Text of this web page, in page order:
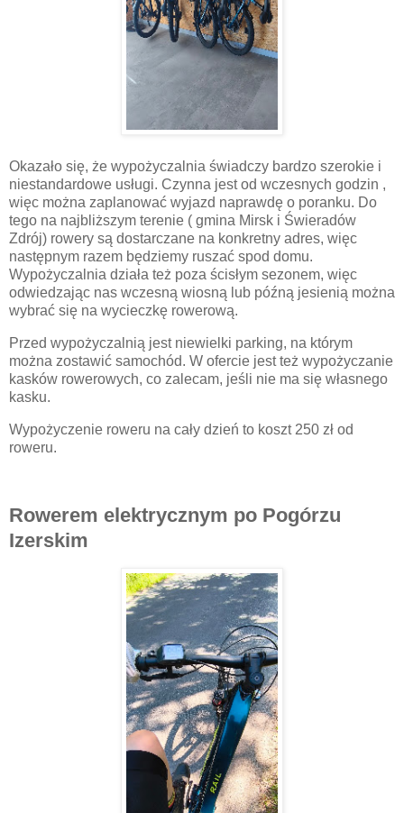
Okazało się, że wypożyczalnia świadczy bardzo szerokie i
niestandardowe usługi. Czynna jest od wczesnych godzin ,
więc można zaplanować wyjazd naprawdę o poranku. Do
tego na najbliższym terenie ( gmina Mirsk i Świeradów
Zdrój) rowery są dostarczane na konkretny adres, więc
następnym razem będziemy ruszać spod domu.
Wypożyczalnia działa też poza ścisłym sezonem, więc
odwiedzając nas wczesną wiosną lub późną jesienią można
wybrać się na wycieczkę rowerową.
Przed wypożyczalnią jest niewielki parking, na którym
można zostawić samochód. W ofercie jest też wypożyczanie
kasków rowerowych, co zalecam, jeśli nie ma się własnego
kasku.
Wypożyczenie roweru na cały dzień to koszt 250 zł od
roweru.
Rowerem elektrycznym po Pogórzu
Izerskim